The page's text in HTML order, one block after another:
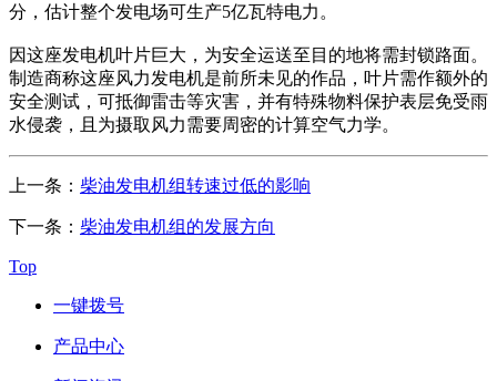
分，估计整个发电场可生产5亿瓦特电力。
因这座发电机叶片巨大，为安全运送至目的地将需封锁路面。
制造商称这座风力发电机是前所未见的作品，叶片需作额外的
安全测试，可抵御雷击等灾害，并有特殊物料保护表层免受雨
水侵袭，且为摄取风力需要周密的计算空气力学。
上一条： 柴油发电机组转速过低的影响
下一条： 柴油发电机组的发展方向
Top
一键拨号
产品中心